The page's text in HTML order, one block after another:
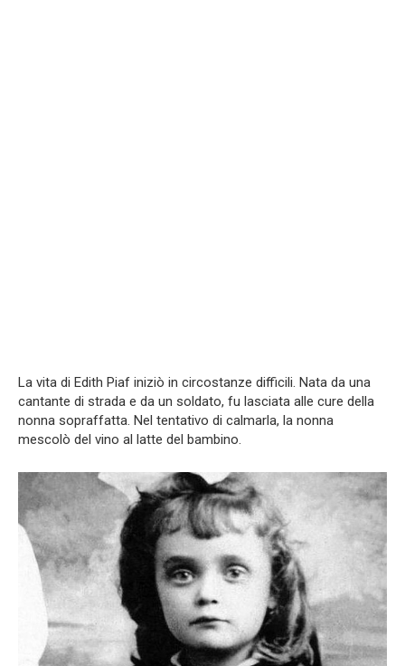
La vita di Edith Piaf iniziò in circostanze difficili. Nata da una
cantante di strada e da un soldato, fu lasciata alle cure della
nonna sopraffatta. Nel tentativo di calmarla, la nonna
mescolò del vino al latte del bambino.